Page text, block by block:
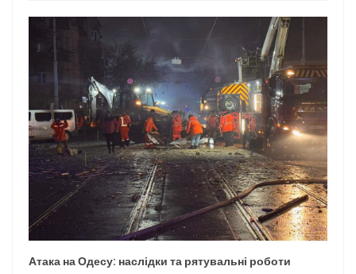
Атака на Одесу: наслідки та рятувальні роботи